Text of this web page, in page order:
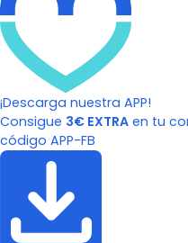
¡Descarga nuestra APP!
Consigue 3€ EXTRA en tu
código APP-FB